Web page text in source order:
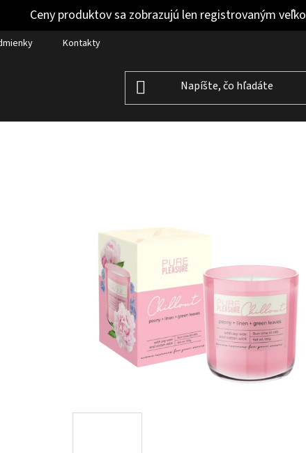
Ceny produktov sa zobrazujú len registrovaným
Kontakty